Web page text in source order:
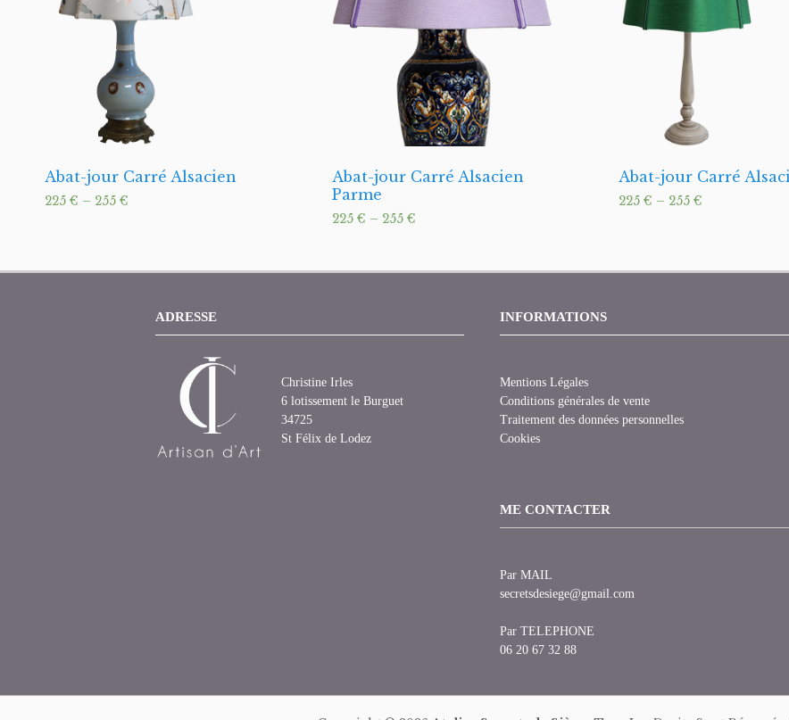
Abat-jour Carré Alsacien
225 € – 255 €
Abat-jour Carré Alsacien
Parme
225 € – 255 €
Abat-jour Carré
225€ – 255€
ADRESSE
Christine Irles
6 lotissement le Burguet
34725
St Félix de Lodez
INFORMATIONS
Mentions Légales
Conditions générales de vente
Traitement des données personnelles
Cookies
ME CONTACTER
Par MAIL
secretsdesiege@gmail.com
Par TELEPHONE
06 20 67 32 88